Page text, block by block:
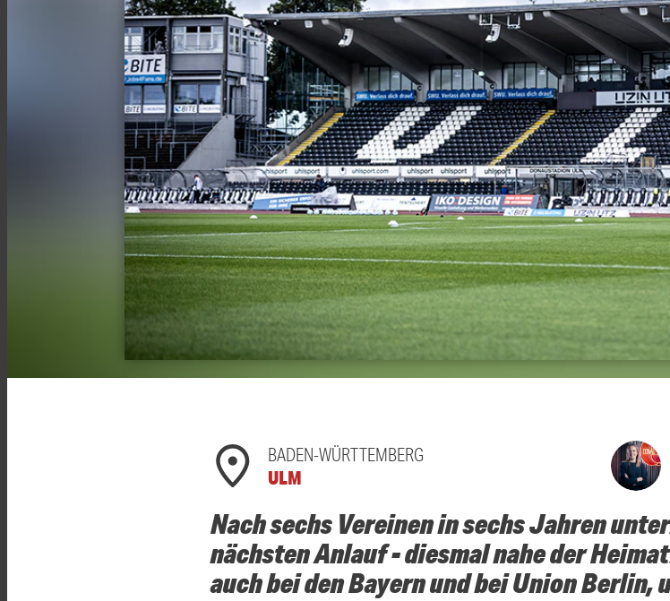
BADEN-WÜRTTEMBERG
ULM
Nach sechs Vereinen in sechs Jahren
nächsten Anlauf - diesmal nahe der
auch bei den Bayern und bei Union